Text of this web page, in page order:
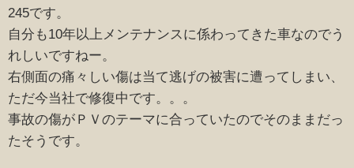
245です。
自分も10年以上メンテナンスに係わってきた車なのでう
れしいですねー。
右側面の痛々しい傷は当て逃げの被害に遭ってしまい、
ただ今当社で修復中です。。。
事故の傷がＰＶのテーマに合っていたのでそのままだっ
たそうです。